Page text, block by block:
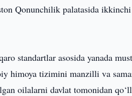
Qonunchilik palatasida ikkinchi
standartlar asosida yanada
himoya tizimini manzilli va
oilalarni davlat tomonidan